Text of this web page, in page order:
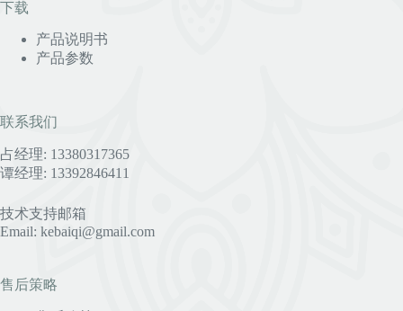
下载
产品说明书
产品参数
联系我们
占经理: 13380317365
谭经理: 13392846411
技术支持邮箱
Email: kebaiqi@gmail.com
售后策略